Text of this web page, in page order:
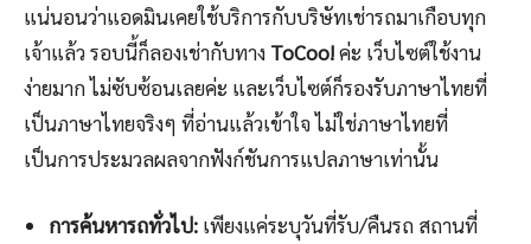
แน่นอนว่าแอดมินเคยใช้บริการกับบริษัทเช่ารถมาเกือบทุก
เจ้าแล้ว รอบนี้ก็ลองเช่ากับทาง ToCoo!ค่ะ เว็บไซต์ใช้งาน
ง่ายมาก ไม่ซับซ้อนเลยค่ะ และเว็บไซต์ก็รองรับภาษาไทยที่
เป็นภาษาไทยจริงๆ ที่อ่านแล้วเข้าใจ ไม่ใช่ภาษาไทยที่
เป็นการประมวลผลจากฟังก์ชันการแปลภาษาเท่านั้น
การค้นหารถทั่วไป: เพียงแค่ระบุวันที่รับ/คืนรถ สถานที่